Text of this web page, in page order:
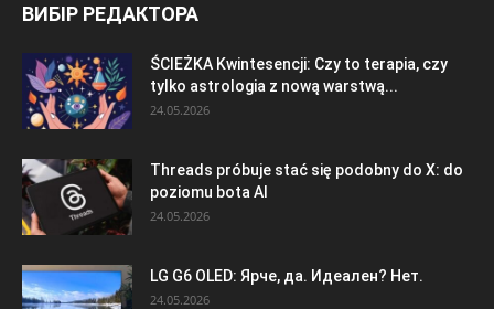
ВИБІР РЕДАКТОРА
ŚCIEŻKA Kwintesencji: Czy to terapia, czy
tylko astrologia z nową warstwą...
24.05.2026
Threads próbuje stać się podobny do X: do
poziomu bota AI
24.05.2026
LG G6 OLED: Ярче, да. Идеален? Нет.
24.05.2026